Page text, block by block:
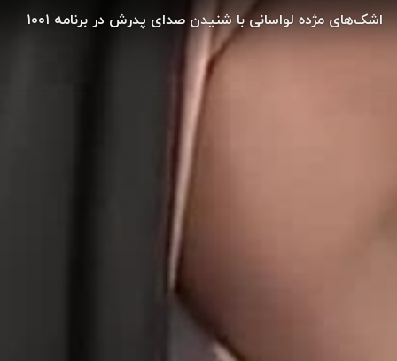
اشک‌های مژده لواسانی با شنیدن صدای پدرش در برنامه ۱۰۰۱